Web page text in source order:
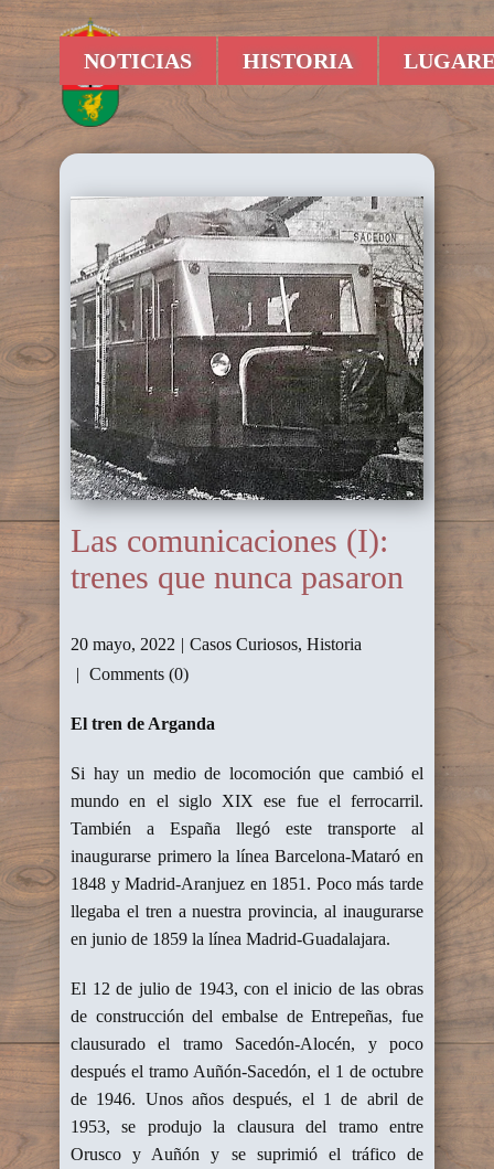
NOTICIAS HISTORIA
Las comunicaciones (I):
trenes que nunca pasaron
20 mayo, 2022 Casos Curiosos, Historia
Comments (0)
El tren de Arganda
Si hay un medio de locomoción que cambió el
mundo en el siglo XIX ese fue el ferrocarril.
También a España llegó este transporte al
inaugurarse primero la línea Barcelona-Mataró en
1848 y Madrid-Aranjuez en 1851. Poco más tarde
llegaba el tren a nuestra provincia, al inaugurarse
en junio de 1859 la línea Madrid-Guadalajara.
El 12 de julio de 1943, con el inicio de las obras
de construcción del embalse de Entrepeñas, fue
clausurado el tramo Sacedón-Alocén, y poco
después el tramo Auñón-Sacedón, el 1 de octubre
de 1946. Unos años después, el 1 de abril de
1953, se produjo la clausura del tramo entre
Orusco y Auñón y se suprimió el tráfico de